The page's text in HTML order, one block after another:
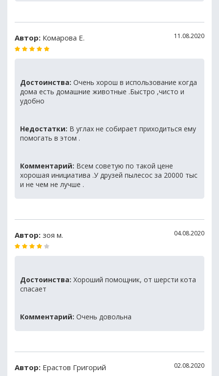
Автор: Комарова Е. 11.08.2020
Достоинства: Очень хорош в использование когда
дома есть домашние животные .Быстро ,чисто и
удобно
Недостатки: В углах не собирает приходиться ему
помогать в этом .
Комментарий: Всем советую по такой цене
хорошая инициатива .У друзей пылесос за 20000 тыс
и не чем не лучше .
Автор: зоя м. 04.08.2020
Достоинства: Хороший помощник, от шерсти кота
спасает
Комментарий: Очень довольна
Автор: Ерастов Григорий 02.08.2020